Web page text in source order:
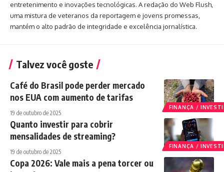
entretenimento e inovações tecnológicas. A redação do Web Flush,
uma mistura de veteranos da reportagem e jovens promessas,
mantém o alto padrão de integridade e excelência jornalística.
Talvez você goste
FINANÇA /
Café do Brasil pode perder mercado
nos EUA com aumento de tarifas
19 de outubro de 2025
FINANÇA /
Quanto investir para cobrir
mensalidades de streaming?
19 de outubro de 2025
Copa 2026: Vale mais a pena torcer ou